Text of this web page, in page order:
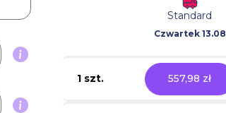
Standard
Czwartek 13.08
1 szt. 557,98 zł